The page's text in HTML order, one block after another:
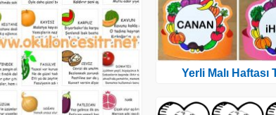
Yerli Malı Haftası